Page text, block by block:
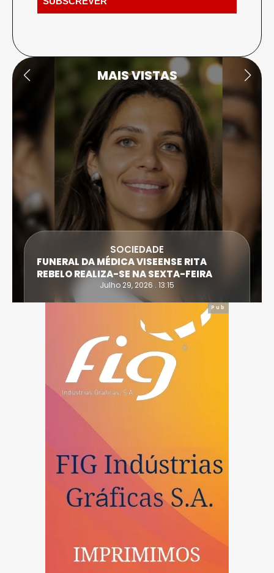
MAIS VISTAS
SOCIEDADE
FUNERAL DA MÉDICA VISEENSE RITA
REBELO REALIZA-SE NA SEXTA-FEIRA
Julho 29, 2026 . 13:15
Pub